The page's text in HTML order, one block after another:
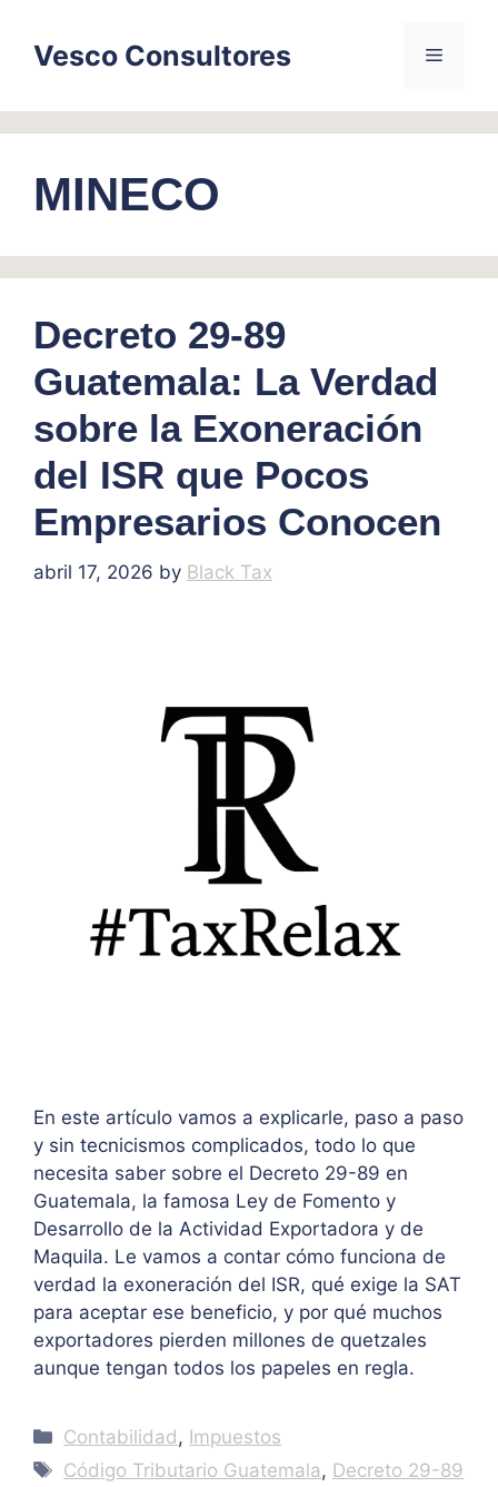
contentVesco Consultores Menu
MINECO
Decreto 29-89
Guatemala: La Verdad
sobre la Exoneración
del ISR que Pocos
Empresarios Conocen
abril 17, 2026 by Black Tax
En este artículo vamos a explicarle, paso a paso
y sin tecnicismos complicados, todo lo que
necesita saber sobre el Decreto 29-89 en
Guatemala, la famosa Ley de Fomento y
Desarrollo de la Actividad Exportadora y de
Maquila. Le vamos a contar cómo funciona de
verdad la exoneración del ISR, qué exige la SAT
para aceptar ese beneficio, y por qué muchos
exportadores pierden millones de quetzales
aunque tengan todos los papeles en regla.
Categories
Contabilidad, Impuestos
Tags
Código Tributario Guatemala, Decreto 29-89